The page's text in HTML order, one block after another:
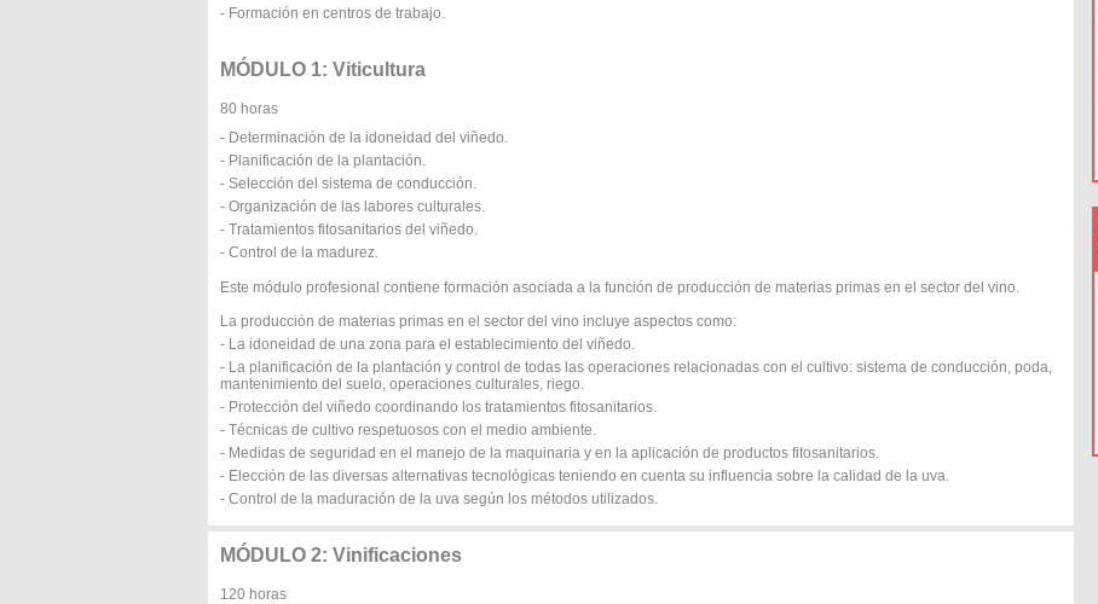
- Formación en centros de trabajo.
MÓDULO 1: Viticultura
80 horas
- Determinación de la idoneidad del viñedo.
- Planificación de la plantación.
- Selección del sistema de conducción.
- Organización de las labores culturales.
- Tratamientos fitosanitarios del viñedo.
- Control de la madurez.
Este módulo profesional contiene formación asociada a la función de producción de materias primas en el sector del vino.
La producción de materias primas en el sector del vino incluye aspectos como:
- La idoneidad de una zona para el establecimiento del viñedo.
- La planificación de la plantación y control de todas las operaciones relacionadas con el cultivo: sistema de conducción, poda,
mantenimiento del suelo, operaciones culturales, riego.
- Protección del viñedo coordinando los tratamientos fitosanitarios.
- Técnicas de cultivo respetuosos con el medio ambiente.
- Medidas de seguridad en el manejo de la maquinaria y en la aplicación de productos fitosanitarios.
- Elección de las diversas alternativas tecnológicas teniendo en cuenta su influencia sobre la calidad de la uva.
- Control de la maduración de la uva según los métodos utilizados.
MÓDULO 2: Vinificaciones
120 horas